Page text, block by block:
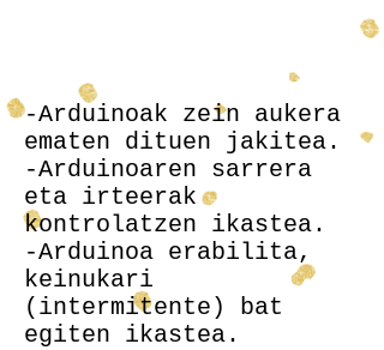
-Arduinoak zein aukera
ematen dituen jakitea.
-Arduinoaren sarrera
eta irteerak
kontrolatzen ikastea.
-Arduinoa erabilita,
keinukari
(intermitente) bat
egiten ikastea.